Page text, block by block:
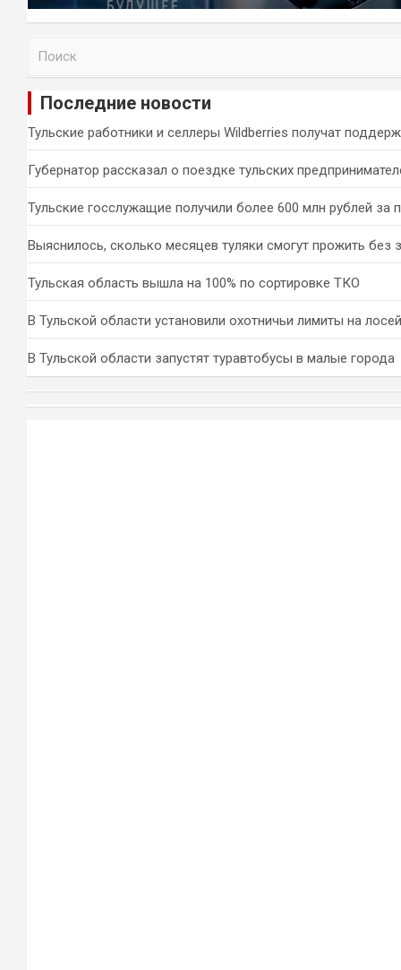
и
Последние новости
Тульские работники и селлеры Wildberries получат
Губернатор рассказал о поездке тульских
Тульские госслужащие получили более 600 млн рублей за
Выяснилось, сколько месяцев туляки смогут прожить без
Тульская область вышла на 100% по сортировке ТКО
В Тульской области установили охотничьи лимиты на
В Тульской области запустят туравтобусы в малые города